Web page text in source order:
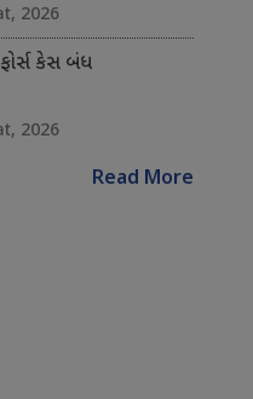
2026
કેસ બંધ
2026
Read More